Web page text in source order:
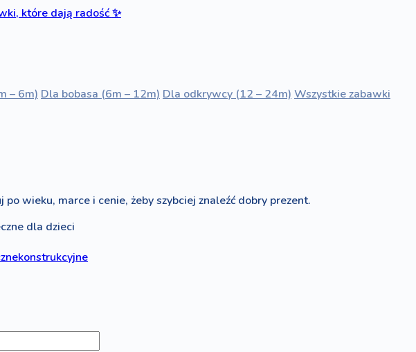
które dają radość✨
– 6m) Dla bobasa (6m – 12m) Dla odkrywcy (12 – 24m) Wszystkie zabawki
wieku, marce i cenie, żeby szybciej znaleźć dobry prezent.
dla dzieci
konstrukcyjne